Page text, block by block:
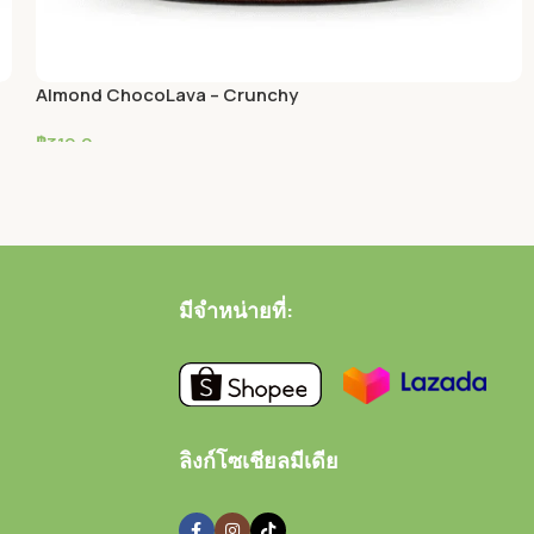
Almond ChocoLava – Crunchy
฿319.0
มีจำหน่ายที่:
ลิงก์โซเชียลมีเดีย